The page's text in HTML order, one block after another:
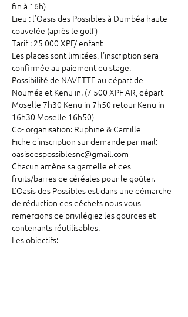
fin à 16h)
Lieu : l’Oasis des Possibles à Dumbéa haute
couvelée (après le golf)
Tarif : 25 000 XPF/ enfant
Les places sont limitées, l'inscription sera
confirmée au paiement du stage.
Possibilité de NAVETTE au départ de
Nouméa et Kenu in. (7 500 XPF AR, départ
Moselle 7h30 Kenu in 7h50 retour Kenu in
16h30 Moselle 16h50)
Co- organisation: Ruphine & Camille
Fiche d'inscription sur demande par mail:
oasisdespossiblesnc@gmail.com
Chacun amène sa gamelle et des
fruits/barres de céréales pour le goûter.
L'Oasis des Possibles est dans une démarche
de réduction des déchets nous vous
remercions de privilégiez les gourdes et
contenants réutilisables.
Les objectifs: